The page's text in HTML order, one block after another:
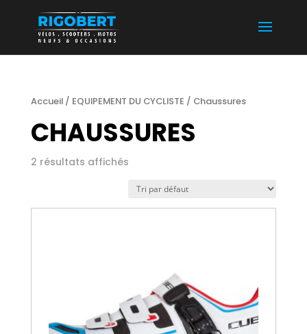
Accueil/ EQUIPEMENT DU CYCLISTE / Chaussures
CHAUSSURES
2 résultats affichés